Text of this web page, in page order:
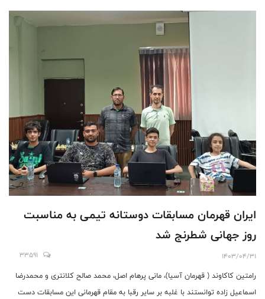
ایران قهرمان مسابقات دوستانه تیمی به مناسبت
روز جهانی شطرنج شد
1403/04/31
33591
رامتین کاکاوند ( قهرمان آسیا)، مانی پرهام اصل، محمد صالح کلانتری و محمدرضا
اسماعیل زاده توانستند با غلبه بر سایر رقبا به مقام قهرمانی این مسابقات دست